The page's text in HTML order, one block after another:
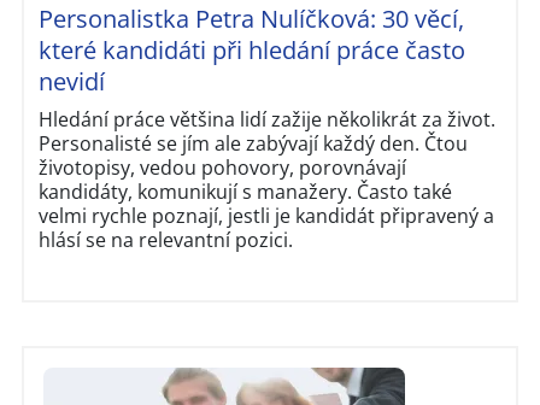
Personalistka Petra Nulíčková: 30 věcí,
které kandidáti při hledání práce často
nevidí
Hledání práce většina lidí zažije několikrát za život.
Personalisté se jím ale zabývají každý den. Čtou
životopisy, vedou pohovory, porovnávají
kandidáty, komunikují s manažery. Často také
velmi rychle poznají, jestli je kandidát připravený a
hlásí se na relevantní pozici.